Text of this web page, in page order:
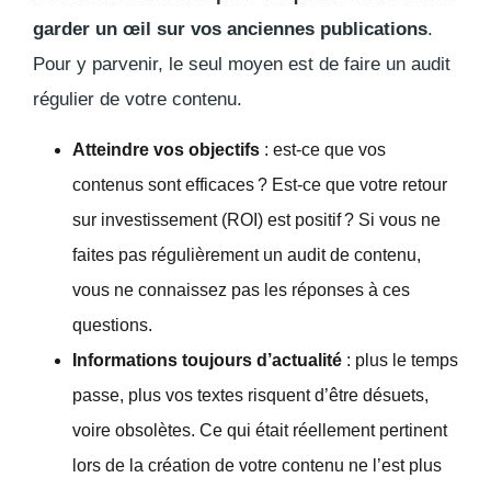
garder un œil sur vos anciennes publications.
Pour y parvenir, le seul moyen est de faire un audit
régulier de votre contenu.
Atteindre vos objectifs : est-ce que vos
contenus sont efficaces ? Est-ce que votre retour
sur investissement (ROI) est positif ? Si vous ne
faites pas régulièrement un audit de contenu,
vous ne connaissez pas les réponses à ces
questions.
Informations toujours d’actualité : plus le temps
passe, plus vos textes risquent d’être désuets,
voire obsolètes. Ce qui était réellement pertinent
lors de la création de votre contenu ne l’est plus